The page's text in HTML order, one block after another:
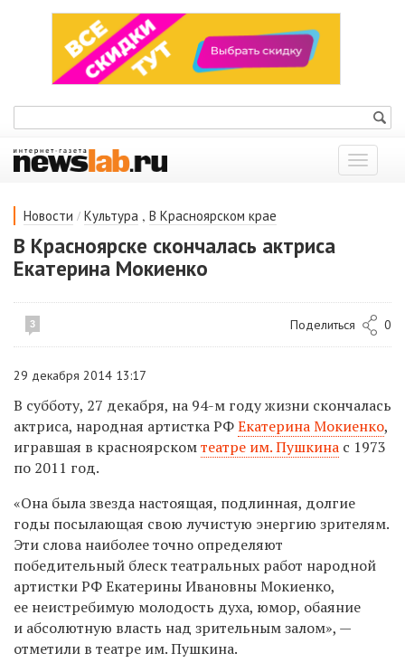
Показать
меню
Новости / Культура , В Красноярском крае
В Красноярске скончалась актриса
Екатерина Мокиенко
3 Поделиться 0
29 декабря 2014 13:17
В субботу, 27 декабря, на 94-м году жизни скончалась
актриса, народная артистка РФЕкатерина Мокиенко,
игравшая в красноярскомтеатре им. Пушкина с 1973
по 2011 год.
«Она была звезда настоящая, подлинная, долгие
годы посылающая свою лучистую энергию зрителям.
Эти слова наиболее точно определяют
победительный блеск театральных работ народной
артистки РФ Екатерины Ивановны Мокиенко,
ее неистребимую молодость духа, юмор, обаяние
и абсолютную власть над зрительным залом», —
отметили в театре им. Пушкина.